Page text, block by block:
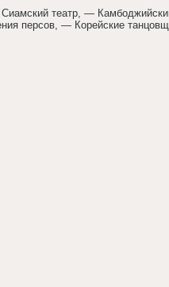
театр, —
персов, — Корейские